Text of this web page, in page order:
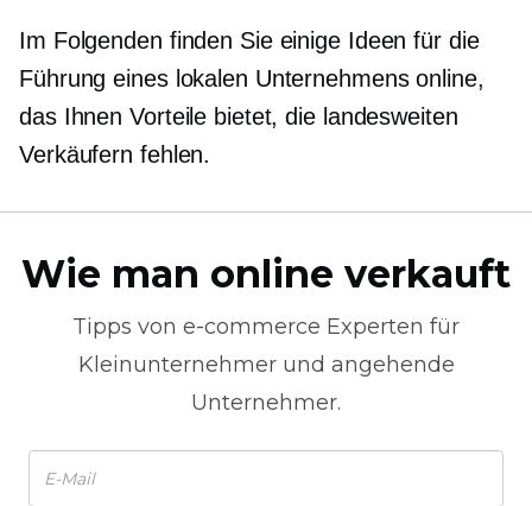
Im Folgenden finden Sie einige Ideen für die
Führung eines lokalen Unternehmens online,
das Ihnen Vorteile bietet, die landesweiten
Verkäufern fehlen.
Wie man online verkauft
Tipps von e-commerce Experten für
Kleinunternehmer und angehende
Unternehmer.